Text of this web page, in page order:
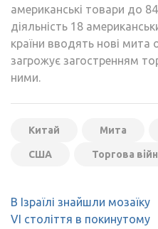
американські товари до
діяльність 18
країни вводять нові
загрожує загостренням
ними.
Китай Мита
США Торгова
Навігація
записів
В Ізраїлі знайшли мозаїку
VI століття в покинутому